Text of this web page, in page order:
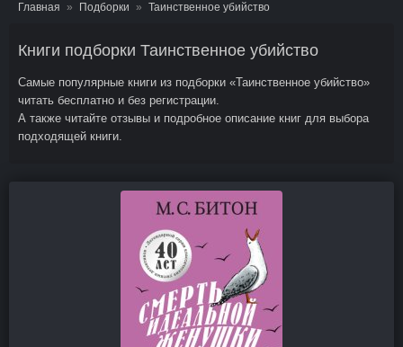
Главная Подборки Таинственное убийство
Книги подборки Таинственное убийство
Самые популярные книги из подборки «Таинственное убийство»
читать бесплатно и без регистрации.
А также читайте отзывы и подробное описание книг для выбора
подходящей книги.